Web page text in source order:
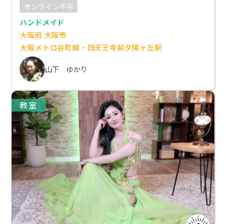
オンライン不可
ハンドメイド
大阪府 大阪市
大阪メトロ谷町線・四天王寺前夕陽ヶ丘駅
山下 ゆかり
教室